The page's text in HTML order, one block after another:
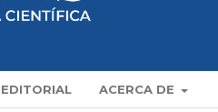
ACERCA DE